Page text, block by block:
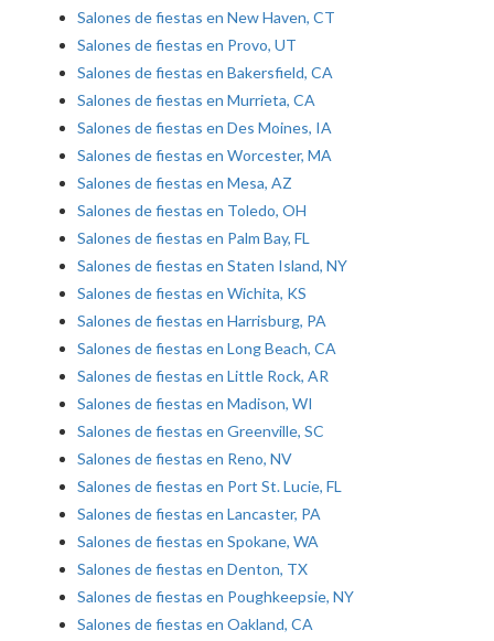
Salones de fiestas en New Haven, CT
Salones de fiestas en Provo, UT
Salones de fiestas en Bakersfield, CA
Salones de fiestas en Murrieta, CA
Salones de fiestas en Des Moines, IA
Salones de fiestas en Worcester, MA
Salones de fiestas en Mesa, AZ
Salones de fiestas en Toledo, OH
Salones de fiestas en Palm Bay, FL
Salones de fiestas en Staten Island, NY
Salones de fiestas en Wichita, KS
Salones de fiestas en Harrisburg, PA
Salones de fiestas en Long Beach, CA
Salones de fiestas en Little Rock, AR
Salones de fiestas en Madison, WI
Salones de fiestas en Greenville, SC
Salones de fiestas en Reno, NV
Salones de fiestas en Port St. Lucie, FL
Salones de fiestas en Lancaster, PA
Salones de fiestas en Spokane, WA
Salones de fiestas en Denton, TX
Salones de fiestas en Poughkeepsie, NY
Salones de fiestas en Oakland, CA